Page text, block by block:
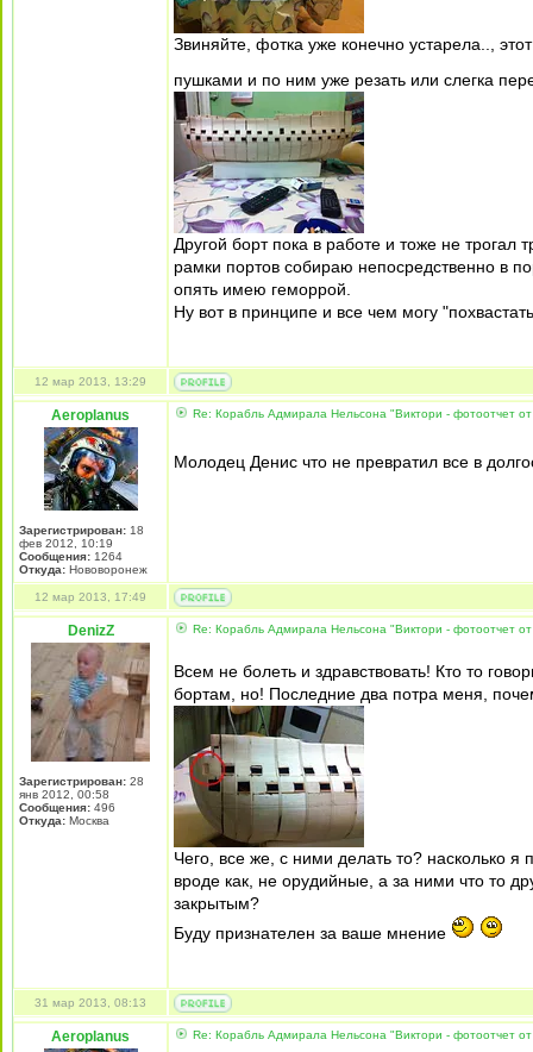
Звиняйте, фотка уже конечно устарела..,
пушками и по ним уже резать или слегка
Другой борт пока в работе и тоже не трогал
рамки портов собираю непосредственно в
опять имею геморрой.
Ну вот в принципе и все чем могу
12 мар 2013, 13:29
Aeroplanus
Зарегистрирован: 18
фев 2012, 10:19
Сообщения: 1264
Откуда: Нововоронеж
Re: Корабль Адмирала Нельсона "Виктори - фотоотчет от
Молодец Денис что не превратил все в
12 мар 2013, 17:49
DenizZ
Зарегистрирован: 28
янв 2012, 00:58
Сообщения: 496
Откуда: Москва
Re: Корабль Адмирала Нельсона "Виктори - фотоотчет от
Всем не болеть и здравствовать! Кто то
бортам, но! Последние два потра меня,
Чего, все же, с ними делать то? насколько
вроде как, не орудийные, а за ними что то
закрытым?
Буду признателен за ваше мнение
31 мар 2013, 08:13
Aeroplanus Re: Корабль Адмирала Нельсона "Виктори - фотоотчет от